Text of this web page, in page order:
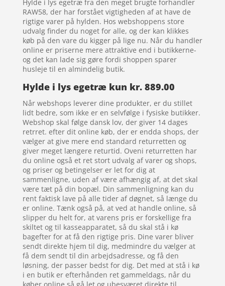
Hylde i lys egetræ fra den meget brugte forhandler
RAW58, der har forstået vigtigheden af at have de
rigtige varer på hylden. Hos webshoppens store
udvalg finder du noget for alle, og der kan klikkes
køb på den vare du kigger på lige nu. Når du handler
online er priserne mere attraktive end i butikkerne-
og det kan lade sig gøre fordi shoppen sparer
husleje til en almindelig butik.
Hylde i lys egetræ kun kr. 889.00
Når webshops leverer dine produkter, er du stillet
lidt bedre, som ikke er en selvfølge i fysiske butikker.
Webshop skal følge dansk lov, der giver 14 dages
retrret. efter dit online køb, der er endda shops, der
vælger at give mere end standard returretten og
giver meget længere returtid. Oveni returretten har
du online også et ret stort udvalg af varer og shops,
og priser og betingelser er let for dig at
sammenligne, uden af være afhængig af, at det skal
være tæt på din bopæl. Din sammenligning kan du
rent faktisk lave på alle tider af døgnet, så længe du
er online. Tænk også på, at ved at handle online, så
slipper du helt for, at varens pris er forskellige fra
skiltet og til kasseapparatet, så du skal stå i kø
bagefter for at få den rigtige pris. Dine varer bliver
sendt direkte hjem til dig, medmindre du vælger at
få dem sendt til din arbejdsadresse, og få den
løsning, der passer bedst for dig. Det med at stå i kø
i en butik er efterhånden ret gammeldags, når du